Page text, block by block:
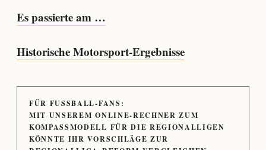
Es passierte am …
Historische Motorsport-Ergebnisse
FÜR FUSSBALL-FANS:
MIT UNSEREM ONLINE-RECHNER ZUM
KOMPASSMODELL FÜR DIE REGIONALLIGEN
KÖNNTE IHR VORSCHLÄGE ZUR